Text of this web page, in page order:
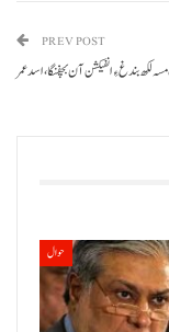
PREV POST
مسہ لکھ بندغ ءِ انفیکشن آن بچفنگا،اسد عمر
حوال